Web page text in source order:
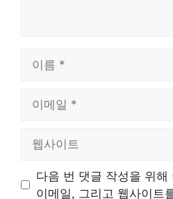
트
다음 번 댓글 작성을 위해
이메일, 그리고 웹사이트